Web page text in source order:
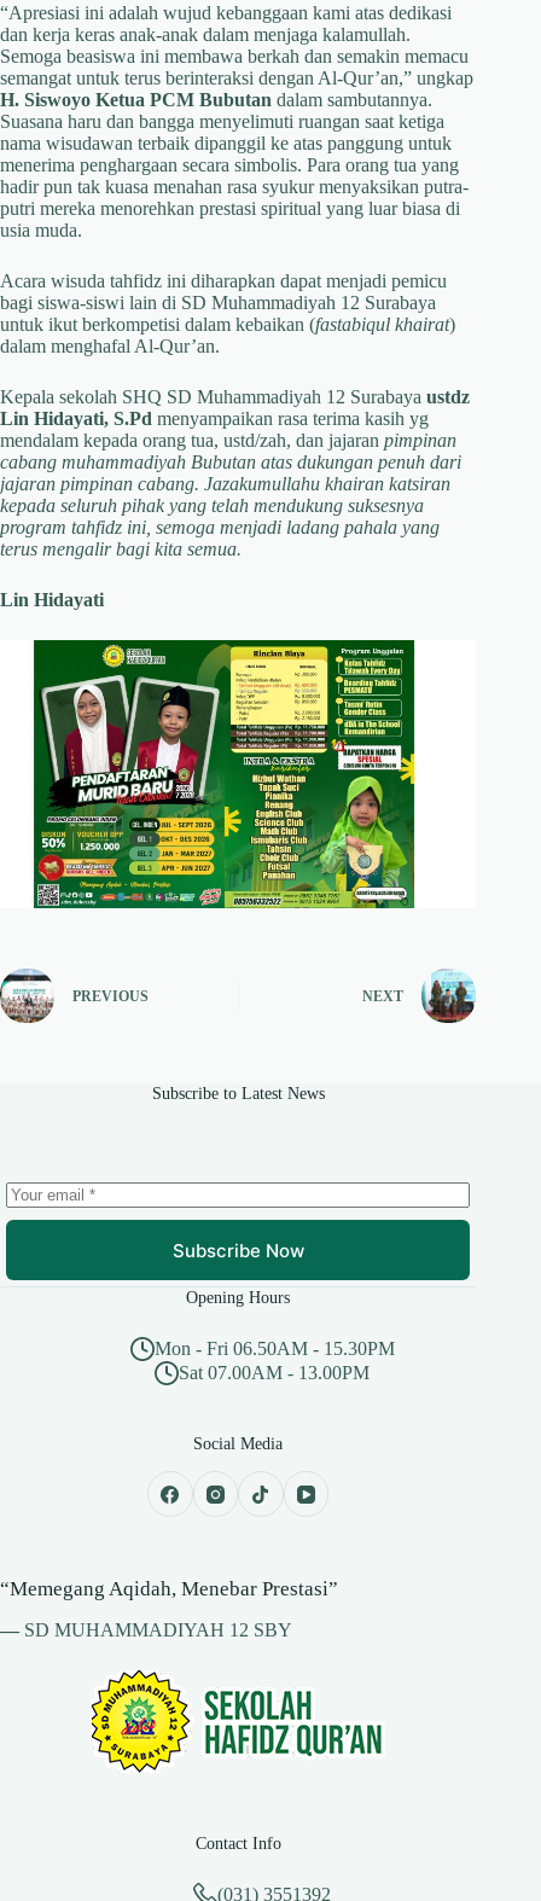
“Apresiasi ini adalah wujud kebanggaan kami atas dedikasi
dan kerja keras anak-anak dalam menjaga kalamullah.
Semoga beasiswa ini membawa berkah dan semakin memacu
semangat untuk terus berinteraksi dengan Al-Qur’an,” ungkap
H. Siswoyo Ketua PCM Bubutan dalam sambutannya.
Suasana haru dan bangga menyelimuti ruangan saat ketiga
nama wisudawan terbaik dipanggil ke atas panggung untuk
menerima penghargaan secara simbolis. Para orang tua yang
hadir pun tak kuasa menahan rasa syukur menyaksikan putra-
putri mereka menorehkan prestasi spiritual yang luar biasa di
usia muda.
Acara wisuda tahfidz ini diharapkan dapat menjadi pemicu
bagi siswa-siswi lain di SD Muhammadiyah 12 Surabaya
untuk ikut berkompetisi dalam kebaikan (fastabiqul khairat)
dalam menghafal Al-Qur’an.
Kepala sekolah SHQ SD Muhammadiyah 12 Surabaya ustdz
Lin Hidayati, S.Pd menyampaikan rasa terima kasih yg
mendalam kepada orang tua, ustd/zah, dan jajaran pimpinan
cabang muhammadiyah Bubutan atas dukungan penuh dari
jajaran pimpinan cabang. Jazakumullahu khairan katsiran
kepada seluruh pihak yang telah mendukung suksesnya
program tahfidz ini, semoga menjadi ladang pahala yang
terus mengalir bagi kita semua.
Lin Hidayati
PREVIOUS NEXT
Subscribe to Latest News
Subscribe Now
Opening Hours
Mon - Fri 06.50AM - 15.30PM
Sat 07.00AM - 13.00PM
Social Media
“Memegang Aqidah, Menebar Prestasi”
— SD MUHAMMADIYAH 12 SBY
Contact Info
(031) 3551392